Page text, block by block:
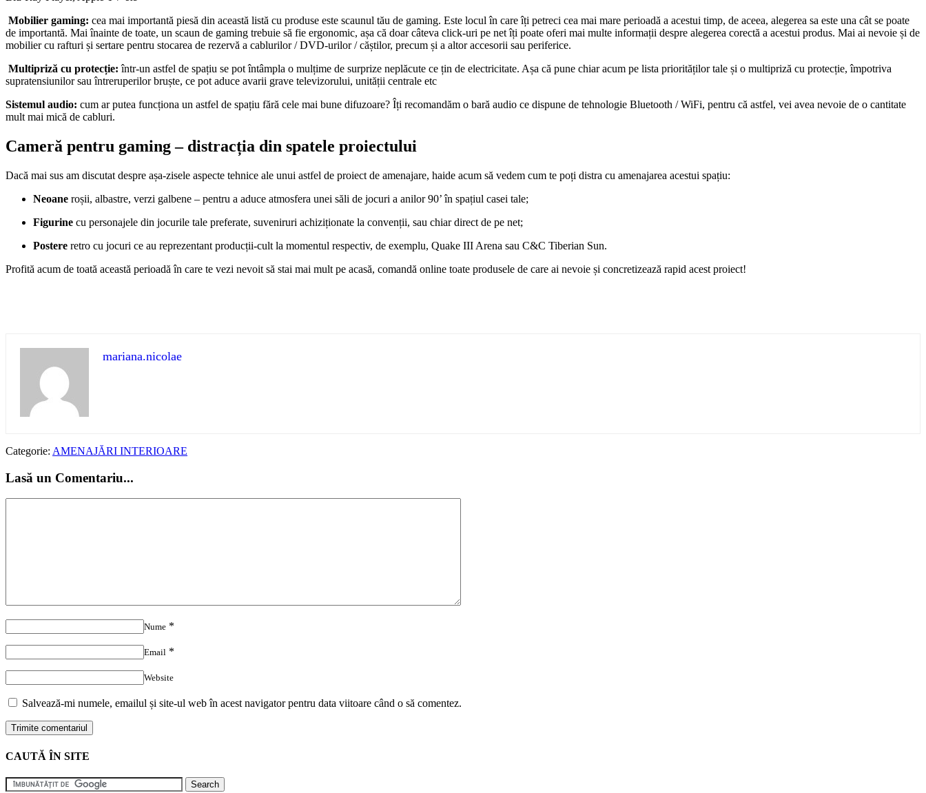
Mobilier gaming: cea mai importantă piesă din această listă cu produse este scaunul tău de gaming. Este locul în care îți petreci cea mai mare perioadă a acestui timp, de aceea, alegerea sa este una cât se poate
de importantă. Mai înainte de toate, un scaun de gaming trebuie să fie ergonomic, așa că doar câteva click-uri pe net îți poate oferi mai multe informații despre alegerea corectă a acestui produs. Mai ai nevoie și de
mobilier cu rafturi și sertare pentru stocarea de rezervă a cablurilor / DVD-urilor / căștilor, precum și a altor accesorii sau periferice.
Multipriză cu protecție: într-un astfel de spațiu se pot întâmpla o mulțime de surprize neplăcute ce țin de electricitate. Așa că pune chiar acum pe lista priorităților tale și o multipriză cu protecție, împotriva
supratensiunilor sau întreruperilor bruște, ce pot aduce avarii grave televizorului, unității centrale etc
Sistemul audio: cum ar putea funcționa un astfel de spațiu fără cele mai bune difuzoare? Îți recomandăm o bară audio ce dispune de tehnologie Bluetooth / WiFi, pentru că astfel, vei avea nevoie de o cantitate
mult mai mică de cabluri.
Cameră pentru gaming – distracția din spatele proiectului
Dacă mai sus am discutat despre așa-zisele aspecte tehnice ale unui astfel de proiect de amenajare, haide acum să vedem cum te poți distra cu amenajarea acestui spațiu:
Neoane roșii, albastre, verzi galbene – pentru a aduce atmosfera unei săli de jocuri a anilor 90’ în spațiul casei tale;
Figurine cu personajele din jocurile tale preferate, suveniruri achiziționate la convenții, sau chiar direct de pe net;
Postere retro cu jocuri ce au reprezentant producții-cult la momentul respectiv, de exemplu, Quake III Arena sau C&C Tiberian Sun.
Profită acum de toată această perioadă în care te vezi nevoit să stai mai mult pe acasă, comandă online toate produsele de care ai nevoie și concretizează rapid acest proiect!
mariana.nicolae
Categorie: AMENAJĂRI INTERIOARE
Lasă un Comentariu...
Nume *
Email *
Website
Salvează-mi numele, emailul și site-ul web în acest navigator pentru data viitoare când o să comentez.
CAUTĂ ÎN SITE